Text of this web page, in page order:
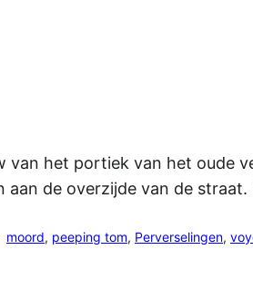
het portiek van het oude
de overzijde van de
moord, peeping tom, Perverselingen,